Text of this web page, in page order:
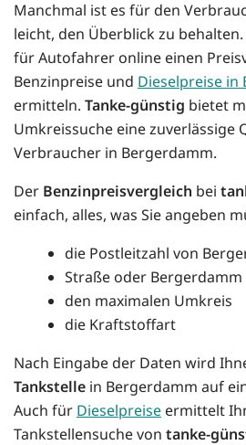
Manchmal ist es für den
leicht, den Überblick zu
für Autofahrer online einen
Benzinpreise und Dieselpreise in
ermitteln. Tanke-günstig bietet
Umkreissuche eine zuverlässige
Verbraucher in Bergerdamm.
Der Benzinpreisvergleich bei
einfach, alles, was Sie angeben
die Postleitzahl von
Straße oder Bergerdamm
den maximalen Umkreis
die Kraftstoffart
Nach Eingabe der Daten wird
Tankstelle in Bergerdamm auf
Auch für Dieselpreise ermittelt
Tankstellensuche von tanke-